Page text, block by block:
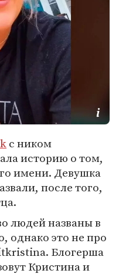
с ником
историю о том,
имени. Девушка
после того,
людей названы в
однако это не про
Блогерша
Кристина и